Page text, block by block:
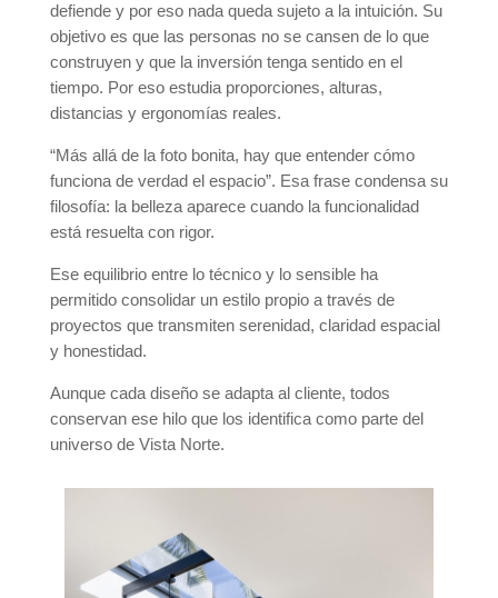
defiende y por eso nada queda sujeto a la intuición. Su
objetivo es que las personas no se cansen de lo que
construyen y que la inversión tenga sentido en el
tiempo. Por eso estudia proporciones, alturas,
distancias y ergonomías reales.
“Más allá de la foto bonita, hay que entender cómo
funciona de verdad el espacio”. Esa frase condensa su
filosofía: la belleza aparece cuando la funcionalidad
está resuelta con rigor.
Ese equilibrio entre lo técnico y lo sensible ha
permitido consolidar un estilo propio a través de
proyectos que transmiten serenidad, claridad espacial
y honestidad.
Aunque cada diseño se adapta al cliente, todos
conservan ese hilo que los identifica como parte del
universo de Vista Norte.